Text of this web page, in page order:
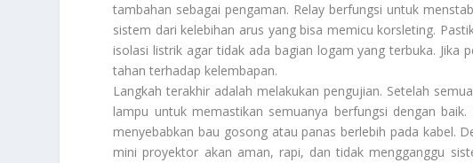
tambahan sebagai pengaman. Relay berfungsi untuk
sistem dari kelebihan arus yang bisa memicu korsleting.
isolasi listrik agar tidak ada bagian logam yang terbuka. Jika
tahan terhadap kelembapan.
Langkah terakhir adalah melakukan pengujian. Setelah
lampu untuk memastikan semuanya berfungsi dengan
menyebabkan bau gosong atau panas berlebih pada kabel.
mini proyektor akan aman, rapi, dan tidak mengganggu